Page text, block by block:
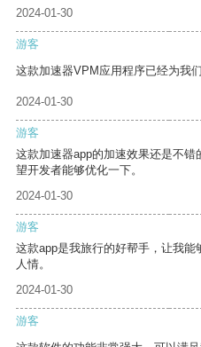
2024-01-30
游客
这款加速器VPM应用程序已经为我
2024-01-30
游客
这款加速器app的加速效果还是不
望开发者能够优化一下。
2024-01-30
游客
这款app是我旅行的好帮手，让我
人情。
2024-01-30
游客